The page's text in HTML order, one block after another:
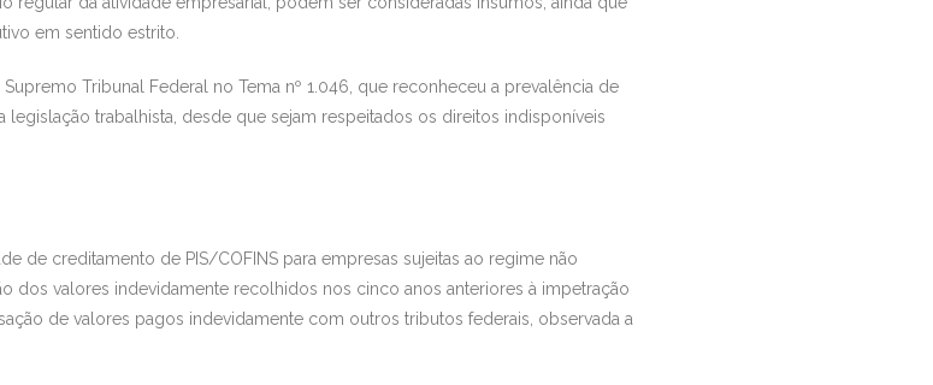
em sentido estrito.
Tribunal Federal no Tema nº 1.046, que reconheceu a prevalência de
trabalhista, desde que sejam respeitados os direitos indisponíveis
de creditamento de PIS/COFINS para empresas sujeitas ao regime não
dos valores indevidamente recolhidos nos cinco anos anteriores à impetração
de valores pagos indevidamente com outros tributos federais, observada a